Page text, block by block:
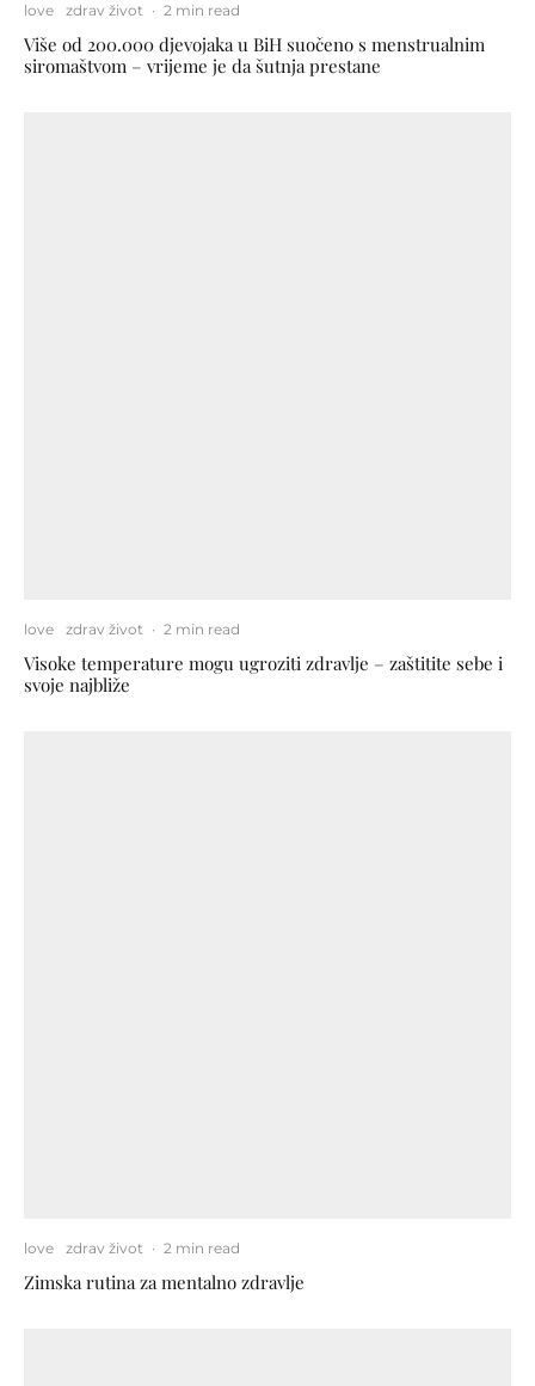
love zdrav život · 2 min read
Više od 200.000 djevojaka u BiH suočeno s menstrualnim
siromaštvom – vrijeme je da šutnja prestane
love zdrav život · 2 min read
Visoke temperature mogu ugroziti zdravlje – zaštitite sebe i
svoje najbliže
love zdrav život · 2 min read
Zimska rutina za mentalno zdravlje